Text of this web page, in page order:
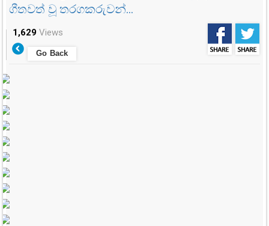
ගීතවත් වූ තරගකරුවන්...
1,629 Views
Go Back